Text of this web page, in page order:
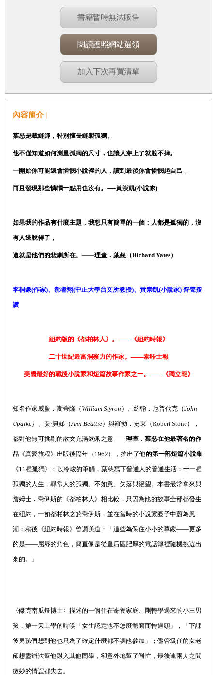
書籍暫時無法販售
閱讀護照網站選領
加入下次再買清單
內容簡介 |
葉慈是裁縫師，特別擅長縫製孤獨。
他不僅知道如何測量孤獨的尺寸，也讓人穿上了就脫不掉。
一開始你可能還會憐憫小說裡的人，讀到最後你會憐憫起自己，
而且發現那些憐憫一點用也沒有。──黃崇凱(小說家)
如果我的作品有什麼主題，我想只有簡單的一個：人都是孤獨的，沒
有人逃脫得了，
這就是他們的悲劇所在。 ——理查．葉慈 （Richard Yates）
李桐豪(作家)、郝譽翔(中正大學台文所教授)、黃崇凱(小說家) 齊聲按
讚
紐約版的《都柏林人》。 ——《紐約時報》
二十世紀最富洞察力的作家。——泰晤士報
美國最好的戰後小說家和短篇故事作家之一。——《獨立報》
知名作家威廉．斯蒂隆（ William Styron ）、 約翰 ． 厄普代克（John
Updike ）、 安‧ 貝娣（Ann Beattie）與羅勃 ．史東（Robert Stone），
都對他無可挑剔的散文充滿欽佩之意——理查．葉慈在他最著名的作
品 《真愛旅程》出版後隔年（ 1962 ），推出了他的第一部短篇小說集
《11 種孤獨》： 以冷峻的筆觸， 葉慈寫下普通人的普通生活：十一種
孤獨的人生，尋常人的孤獨、不如意、失落與絕望。本書最常拿來與
詹姆士 ． 喬伊斯的《都柏林人》相比較，只因為他的故事全部都發生
在紐約，一如都柏林之於喬伊斯，並在當時的小說家圈子中蔚為風
潮；稍後《紐約時報》曾讚美道：「這些為保住小小的尊嚴——更多
的是——屈辱的角色，簡直像是從皇后區肥厚的電話簿裡隨機挑選出
來的。」
〈傑克南瓜燈博士〉描述的一個住在寄養家庭、剛轉學過來的小三男
孩，第一天上學的時候「女生認定他不怎麼體面而轉過頭」，「下課
後男孩們想到他也只為了確定什麼都不讓他參加 」；儘管級任的女老
師想盡辦法幫他融入其他同學，卻意外地幫了倒忙，最後連兩人之間
微妙的情誼都失去。